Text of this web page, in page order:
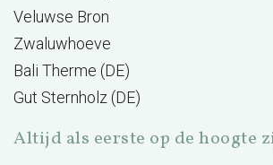
Veluwse Bron
Zwaluwhoeve
Bali Therme (DE)
Gut Sternholz (DE)
Altijd als eerste op de hoogte